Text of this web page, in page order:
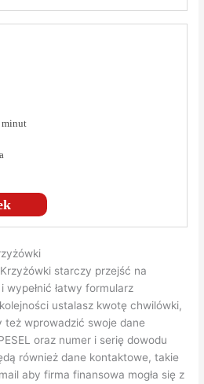
minut
starczy przejść na
łatwy formularz
ustalasz kwotę chwilówki,
też wprowadzić swoje dane
oraz numer i serię dowodu
również dane kontaktowe, takie
aby firma finansowa mogła się z